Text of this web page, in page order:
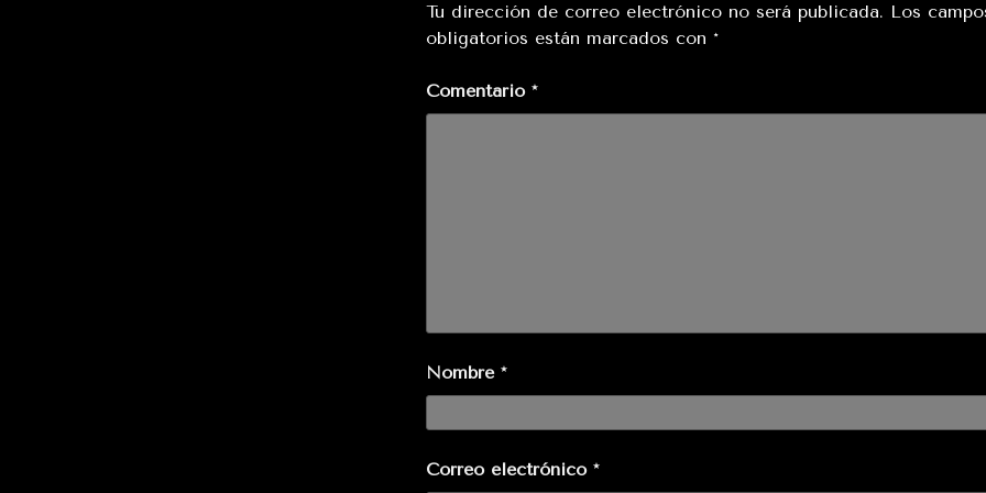
Tu dirección de correo electrónico no será publicada. Los
obligatorios están marcados con *
Comentario *
Nombre *
Correo electrónico *